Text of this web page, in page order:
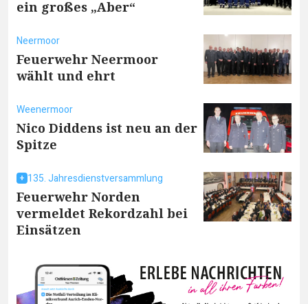
ein großes „Aber“
Neermoor
Feuerwehr Neermoor
wählt und ehrt
Weenermoor
Nico Diddens ist neu an der
Spitze
135. Jahresdienstversammlung
Feuerwehr Norden
vermeldet Rekordzahl bei
Einsätzen